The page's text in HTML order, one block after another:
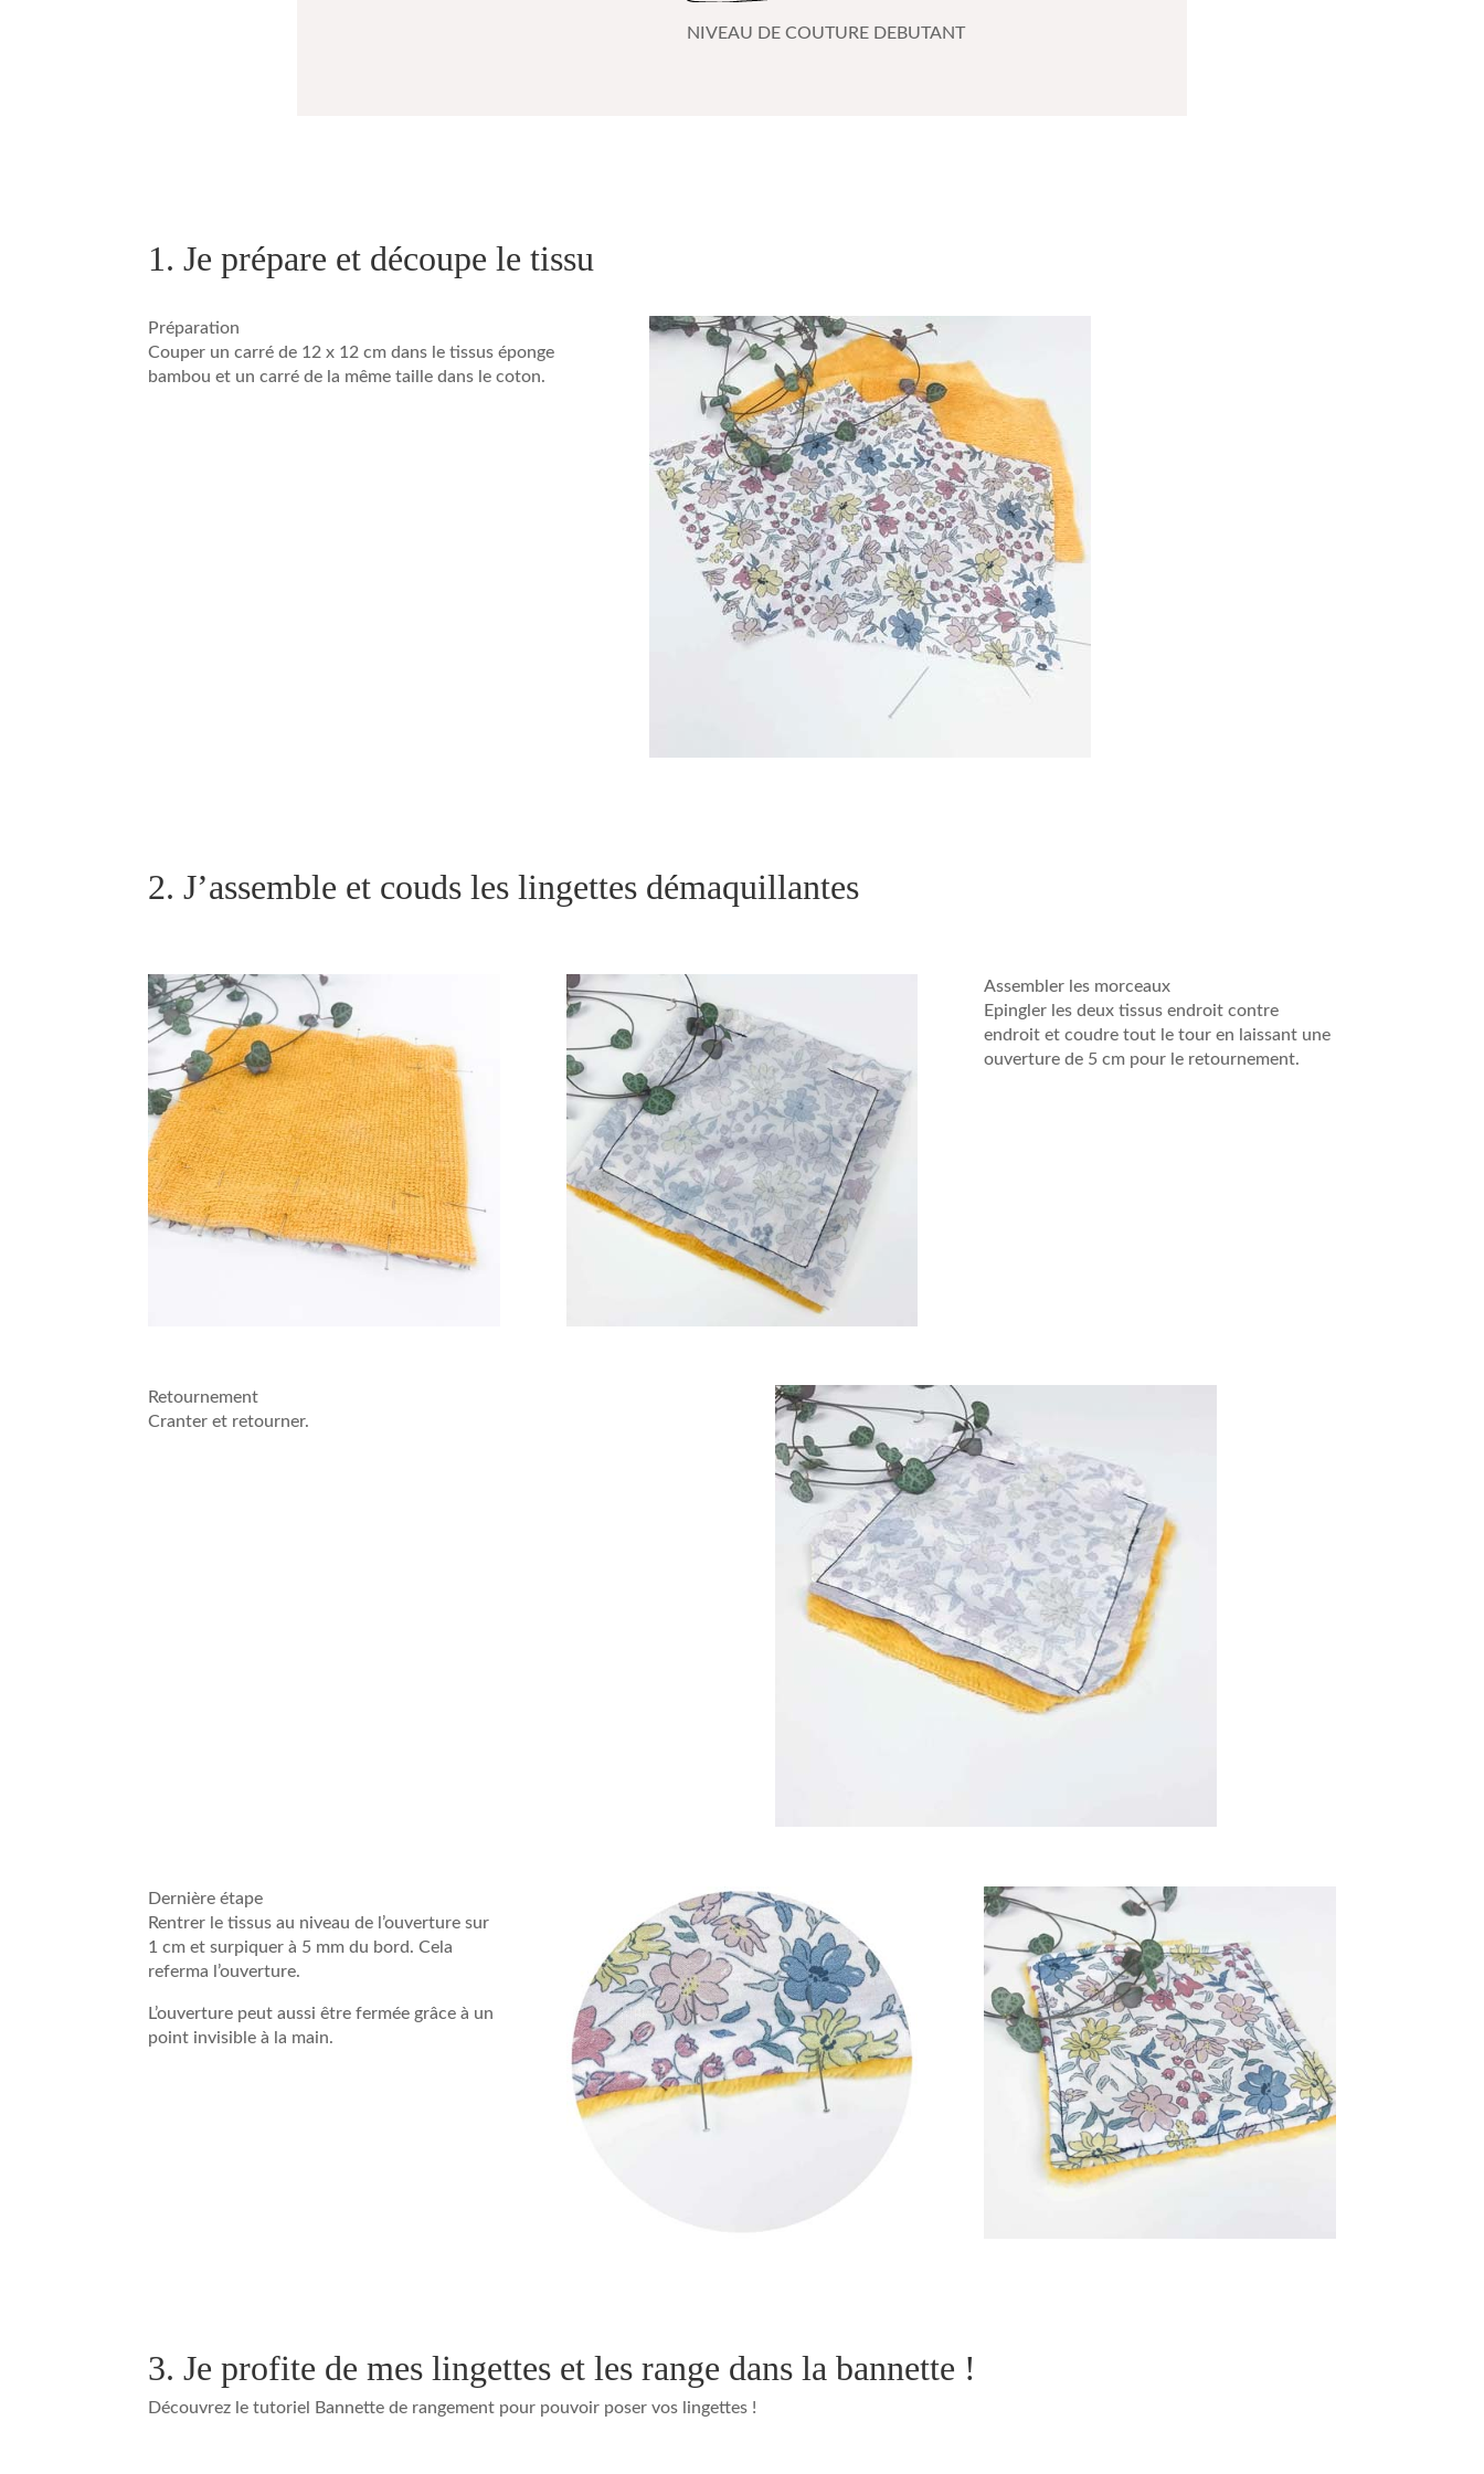
NIVEAU DE COUTURE DEBUTANT
1. Je prépare et découpe le tissu
Préparation
Couper un carré de 12 x 12 cm dans le tissus éponge
bambou et un carré de la même taille dans le coton.
2. J’assemble et couds les lingettes démaquillantes
Assembler les morceaux
Epingler les deux tissus endroit contre
endroit et coudre tout le tour en laissant une
ouverture de 5 cm pour le retournement.
Retournement
Cranter et retourner.
Dernière étape
Rentrer le tissus au niveau de l’ouverture sur
1 cm et surpiquer à 5 mm du bord. Cela
referma l’ouverture.
L’ouverture peut aussi être fermée grâce à un
point invisible à la main.
3. Je profite de mes lingettes et les range dans la bannette !
Découvrez le tutoriel Bannette de rangement pour pouvoir poser vos lingettes !